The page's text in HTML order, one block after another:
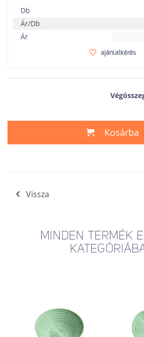
Db
Ár/Db
Ár
ajánlatkérés
Kosárba
Vissza
MINDEN TERMÉK